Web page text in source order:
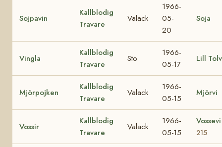
Sojpavin
Kallblodig
Travare
Valack
1966-
05-
20
Soja
Vingla
Kallblodig
Travare
Sto
1966-
05-17
Lill
Mjörpojken
Kallblodig
Travare
Valack
1966-
05-15
Mjörvi
Vossir
Kallblodig
Travare
Valack
1966-
05-15
215